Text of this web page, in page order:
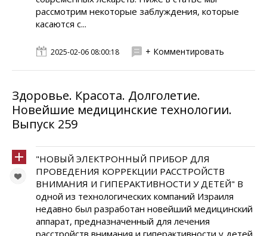
рассмотрим некоторые заблуждения, которые
касаются с...
2025-02-06 08:00:18 + Комментировать
Здоровье. Красота. Долголетие.
Новейшие медицинские технологии.
Выпуск 259
"НОВЫЙ ЭЛЕКТРОННЫЙ ПРИБОР ДЛЯ
ПРОВЕДЕНИЯ КОРРЕКЦИИ РАССТРОЙСТВ
ВНИМАНИЯ И ГИПЕРАКТИВНОСТИ У ДЕТЕЙ" В
одной из технологических компаний Израиля
недавно был разработан новейший медицинский
аппарат, предназначенный для лечения
расстройств внимания и гиперактивности у детей.